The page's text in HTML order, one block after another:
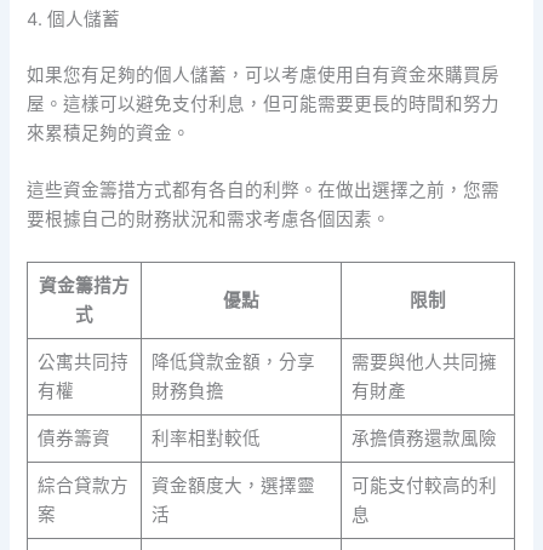
4. 個人儲蓄
如果您有足夠的個人儲蓄，可以考慮使用自有資金來購買房
屋。這樣可以避免支付利息，但可能需要更長的時間和努力
來累積足夠的資金。
這些資金籌措方式都有各自的利弊。在做出選擇之前，您需
要根據自己的財務狀況和需求考慮各個因素。
資金籌措方
式
優點 限制
公寓共同持
有權
降低貸款金額，分享
財務負擔
需要與他人共同擁
有財產
債券籌資 利率相對較低 承擔債務還款風險
綜合貸款方
案
資金額度大，選擇靈
活
可能支付較高的利
息